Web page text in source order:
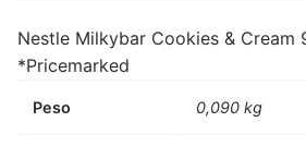
Nestle Milkybar Cookies & Cream
*Pricemarked
Peso 0,090 kg